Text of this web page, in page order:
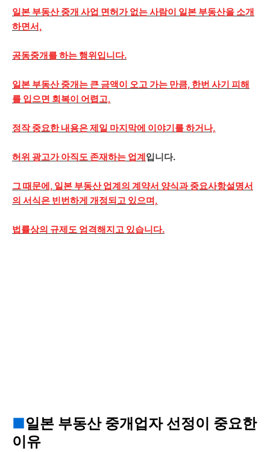
일본 부동산 중개 사업 면허가 없는 사람이 일본 부동산을 소개
하면서,
공동중개를 하는 행위입니다.
일본 부동산 중개는 큰 금액이 오고 가는 만큼, 한번 사기 피해
를 입으면 회복이 어렵고,
정작 중요한 내용은 제일 마지막에 이야기를 하거나,
허위 광고가 아직도 존재하는 업계입니다.
그 때문에, 일본 부동산 업계의 계약서 양식과 중요사항설명서
의 서식은 빈번하게 개정되고 있으며,
법률상의 규제도 엄격해지고 있습니다.
■일본 부동산 중개업자 선정이 중요한
이유